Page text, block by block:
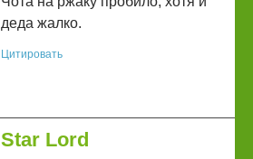
деда жалко.
Цитировать
Star Lord